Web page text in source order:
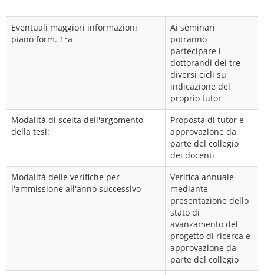
Eventuali maggiori informazioni
piano form. 1°a
Ai seminari
potranno
partecipare i
dottorandi dei tre
diversi cicli su
indicazione del
proprio tutor
Modalità di scelta dell'argomento
della tesi:
Proposta dl tutor e
approvazione da
parte del collegio
dei docenti
Modalità delle verifiche per
l'ammissione all'anno successivo
Verifica annuale
mediante
presentazione dello
stato di
avanzamento del
progetto di ricerca e
approvazione da
parte del collegio